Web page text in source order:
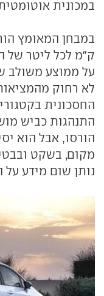
במכונית
ק"מ לכל ליטר של
לא רחוק
החסכונית
התנהגות כביש
הורסו, אבל הוא
מקום, בשקט
נותן שום מידע